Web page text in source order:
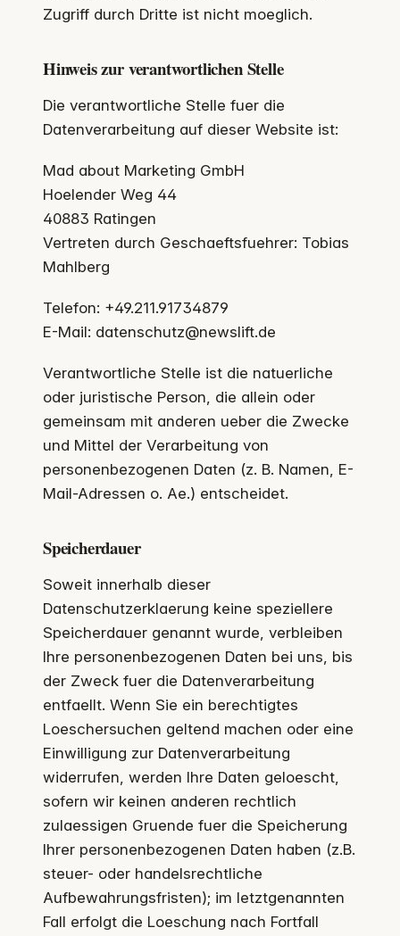
Zugriff durch Dritte ist nicht moeglich.
Hinweis zur verantwortlichen Stelle
Die verantwortliche Stelle fuer die
Datenverarbeitung auf dieser Website ist:
Mad about Marketing GmbH
Hoelender Weg 44
40883 Ratingen
Vertreten durch Geschaeftsfuehrer: Tobias
Mahlberg
Telefon: +49.211.91734879
E-Mail: datenschutz@newslift.de
Verantwortliche Stelle ist die natuerliche
oder juristische Person, die allein oder
gemeinsam mit anderen ueber die Zwecke
und Mittel der Verarbeitung von
personenbezogenen Daten (z. B. Namen, E-
Mail-Adressen o. Ae.) entscheidet.
Speicherdauer
Soweit innerhalb dieser
Datenschutzerklaerung keine speziellere
Speicherdauer genannt wurde, verbleiben
Ihre personenbezogenen Daten bei uns, bis
der Zweck fuer die Datenverarbeitung
entfaellt. Wenn Sie ein berechtigtes
Loeschersuchen geltend machen oder eine
Einwilligung zur Datenverarbeitung
widerrufen, werden Ihre Daten geloescht,
sofern wir keinen anderen rechtlich
zulaessigen Gruende fuer die Speicherung
Ihrer personenbezogenen Daten haben (z.B.
steuer- oder handelsrechtliche
Aufbewahrungsfristen); im letztgenannten
Fall erfolgt die Loeschung nach Fortfall